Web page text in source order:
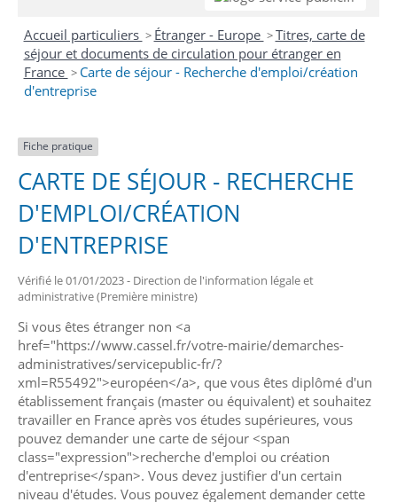
Accueil particuliers > Étranger - Europe >Titres, carte de
séjour et documents de circulation pour étranger en
France > Carte de séjour - Recherche d'emploi/création
d'entreprise
Fiche pratique
CARTE DE SÉJOUR - RECHERCHE
D'EMPLOI/CRÉATION
D'ENTREPRISE
Vérifié le 01/01/2023 - Direction de l'information légale et
administrative (Première ministre)
Si vous êtes étranger non <a
href="https://www.cassel.fr/votre-mairie/demarches-
administratives/servicepublic-fr/?
xml=R55492">européen</a>, que vous êtes diplômé d'un
établissement français (master ou équivalent) et souhaitez
travailler en France après vos études supérieures, vous
pouvez demander une carte de séjour <span
class="expression">recherche d'emploi ou création
d'entreprise</span>. Vous devez justifier d'un certain
niveau d'études. Vous pouvez également demander cette